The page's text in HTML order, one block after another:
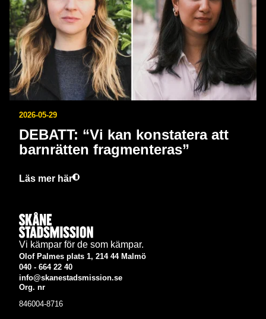
2026-05-29
DEBATT: “Vi kan konstatera att
barnrätten fragmenteras”
Läs mer här
Vi kämpar för de som kämpar.
Olof Palmes plats 1, 214 44 Malmö
040 - 664 22 40
info@skanestadsmission.se
Org. nr
846004-8716